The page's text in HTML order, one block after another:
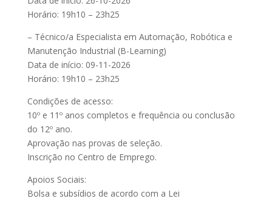
Horário: 19h10 – 23h25
– Técnico/a Especialista em Automação, Robótica e
Manutenção Industrial (B-Learning)
Data de início: 09-11-2026
Horário: 19h10 – 23h25
Condições de acesso:
10º e 11º anos completos e frequência ou conclusão
do 12º ano.
Aprovação nas provas de seleção.
Inscrição no Centro de Emprego.
Apoios Sociais:
Bolsa e subsídios de acordo com a Lei